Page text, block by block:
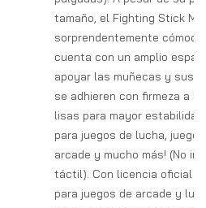
tamaño, el Fighting Stick
sorprendentemente
cuenta con un amplio
apoyar las muñecas y sus
se adhieren con firmeza a
lisas para mayor
para juegos de lucha,
arcade y mucho más! (No
táctil). Con licencia oficial
para juegos de arcade y